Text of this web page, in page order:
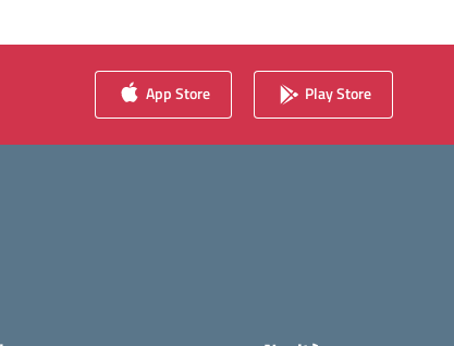
App Store Play Store